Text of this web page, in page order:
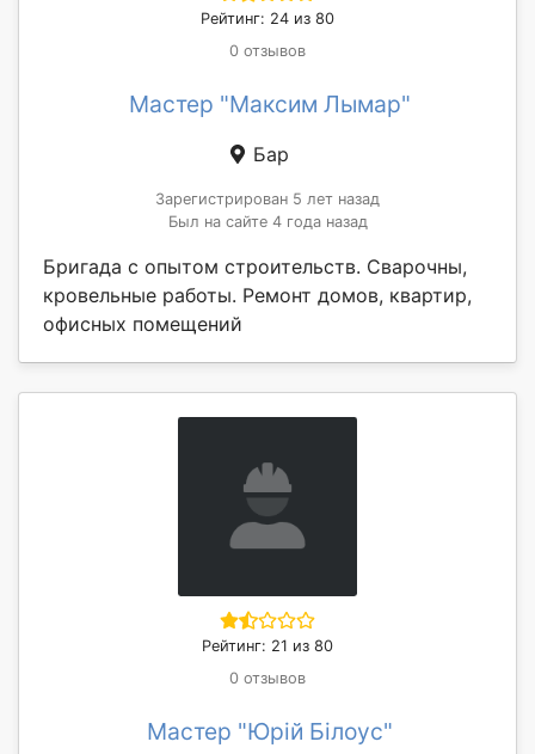
Рейтинг: 24 из 80
0 отзывов
Мастер "Максим Лымар"
Бар
Зарегистрирован 5 лет назад
Был на сайте 4 года назад
Бригада с опытом строительств. Сварочны,
кровельные работы. Ремонт домов, квартир,
офисных помещений
Рейтинг: 21 из 80
0 отзывов
Мастер "Юрій Білоус"